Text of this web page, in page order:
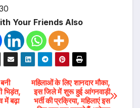
Your Friends Also
महिलाओं के लिए शानदार मौका,
इस जिले में शुरू हुई आंगनवाड़ी
भर्ती की प्रक्रिया, महिलाएं इस
भिड़ंत,
में बढ़ा